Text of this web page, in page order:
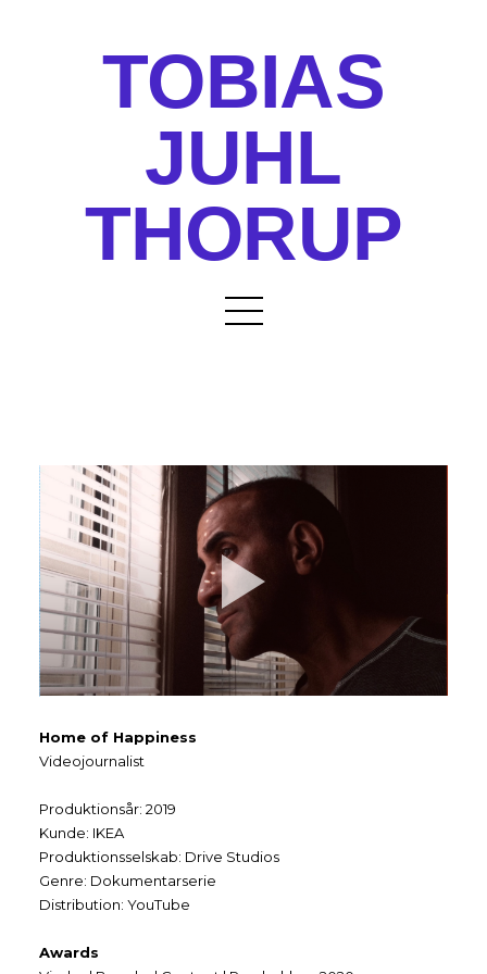
TOBIAS
JUHL
THORUP
Home of Happiness
Videojournalist
Produktionsår: 2019
Kunde: IKEA
Produktionsselskab: Drive Studios
Genre: Dokumentarserie
Distribution: YouTube
Awards